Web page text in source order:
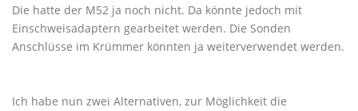
Die hatte der M52 ja noch nicht. Da könnte jedoch mit
Einschweisadaptern gearbeitet werden. Die Sonden
Anschlüsse im Krümmer könnten ja weiterverwendet werden.
Ich habe nun zwei Alternativen, zur Möglichkeit die